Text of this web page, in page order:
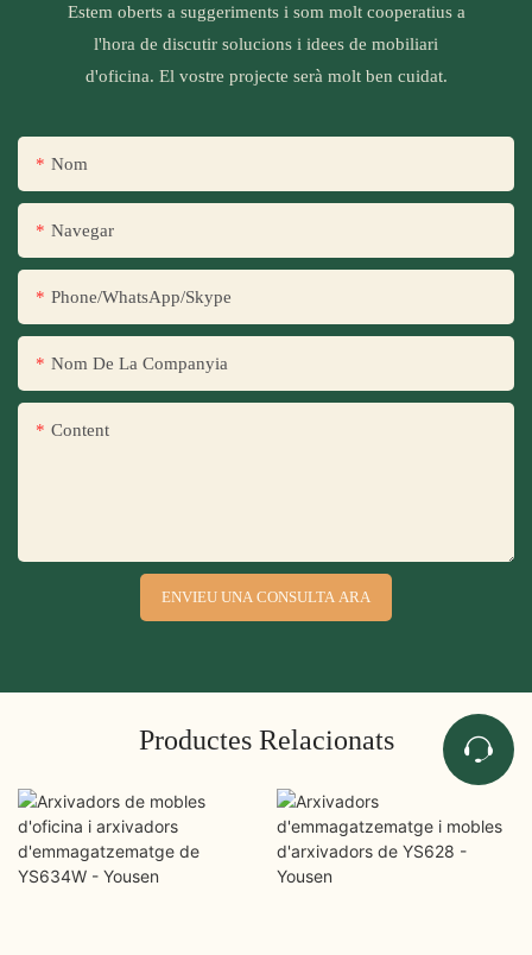
Estem oberts a suggeriments i som molt cooperatius a
l'hora de discutir solucions i idees de mobiliari
d'oficina. El vostre projecte serà molt ben cuidat.
Nom
Navegar
Phone/WhatsApp/Skype
Nom De La Companyia
Content
ENVIEU UNA CONSULTA ARA
Productes Relacionats